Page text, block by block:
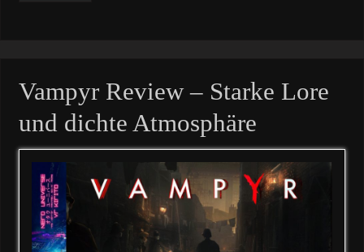
Vampyr Review – Starke Lore
und dichte Atmosphäre